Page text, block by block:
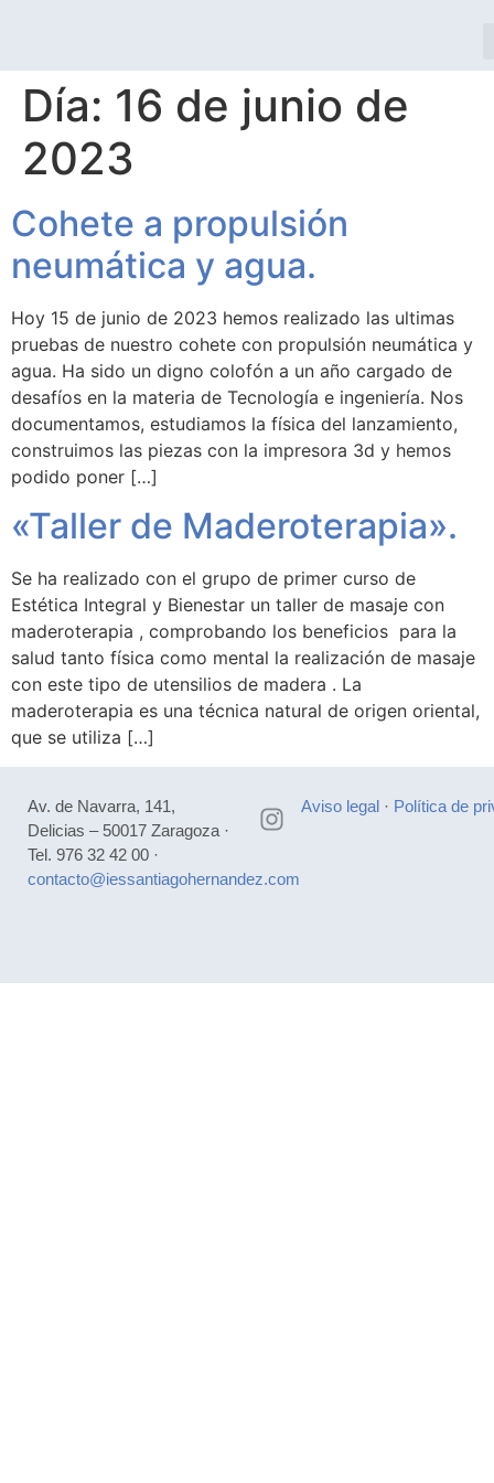
Día: 16 de junio de
2023
Cohete a propulsión
neumática y agua.
Hoy 15 de junio de 2023 hemos realizado las ultimas
pruebas de nuestro cohete con propulsión neumática y
agua. Ha sido un digno colofón a un año cargado de
desafíos en la materia de Tecnología e ingeniería. Nos
documentamos, estudiamos la física del lanzamiento,
construimos las piezas con la impresora 3d y hemos
podido poner […]
«Taller de Maderoterapia».
Se ha realizado con el grupo de primer curso de
Estética Integral y Bienestar un taller de masaje con
maderoterapia , comprobando los beneficios para la
salud tanto física como mental la realización de masaje
con este tipo de utensilios de madera . La
maderoterapia es una técnica natural de origen oriental,
que se utiliza […]
Av. de Navarra, 141,
Delicias – 50017 Zaragoza ·
Tel. 976 32 42 00 ·
contacto@iessantiagohernandez.com
Aviso legal· Política de